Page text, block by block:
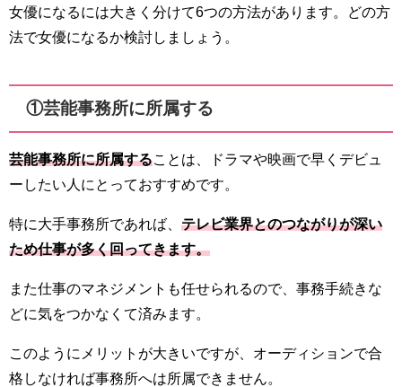
女優になるには大きく分けて6つの方法があります。どの方
法で女優になるか検討しましょう。
①芸能事務所に所属する
芸能事務所に所属する ことは、ドラマや映画で早くデビュ
ーしたい人にとっておすすめです。
特に大手事務所であれば、 テレビ業界とのつながりが深い
ため仕事が多く回ってきます。
また仕事のマネジメントも任せられるので、事務手続きな
どに気をつかなくて済みます。
このようにメリットが大きいですが、オーディションで合
格しなければ事務所へは所属できません。